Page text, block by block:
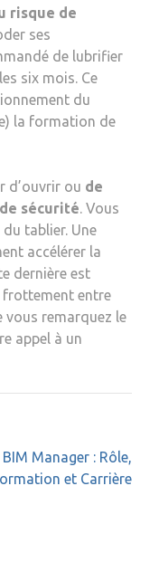
risque de
ses
de lubrifier
six mois. Ce
du
la formation de
d’ouvrir ou de
sécurité. Vous
tablier. Une
accélérer la
dernière est
frottement entre
vous remarquez le
appel à un
BIM Manager : Rôle,
et Carrière